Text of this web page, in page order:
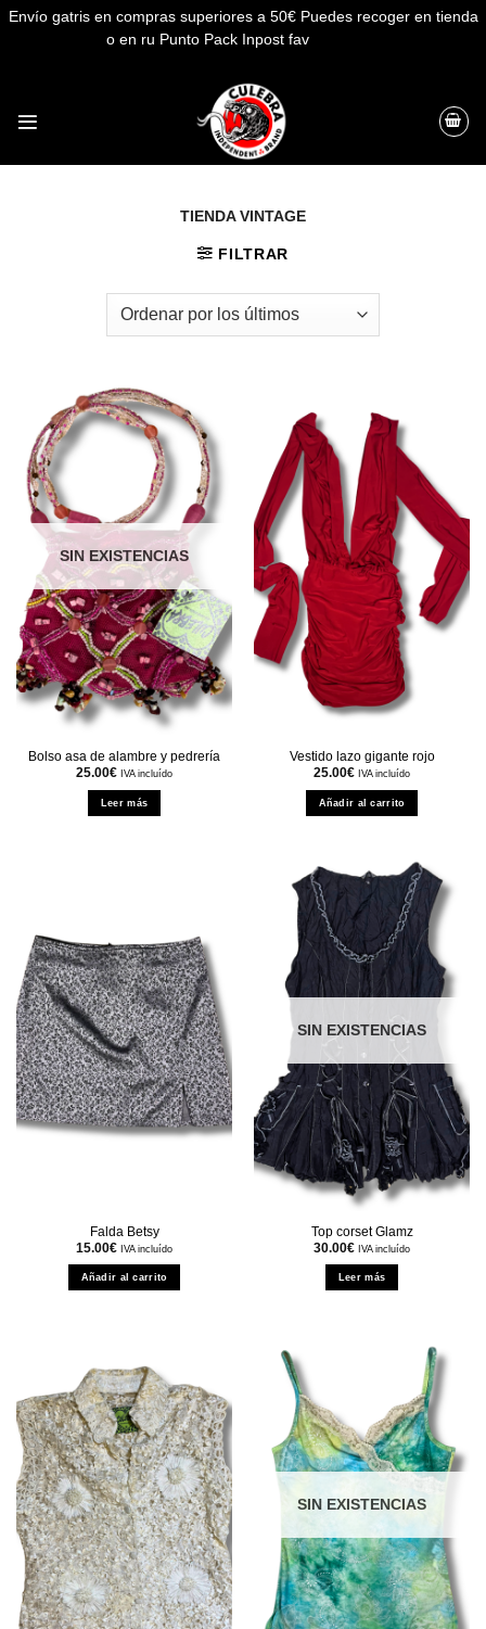
Envío gatris en compras superiores a 50€ Puedes recoger en tienda
o en ru Punto Pack Inpost fav
contenido
TIENDA VINTAGE
FILTRAR
SIN EXISTENCIAS
Bolso asa de alambre y pedrería
25.00€ IVA incluído
Leer más
Vestido lazo gigante rojo
25.00€ IVA incluído
Añadir al carrito
Falda Betsy
15.00€ IVA incluído
Añadir al carrito
SIN EXISTENCIAS
Top corset Glamz
30.00€ IVA incluído
Leer más
SIN EXISTENCIAS